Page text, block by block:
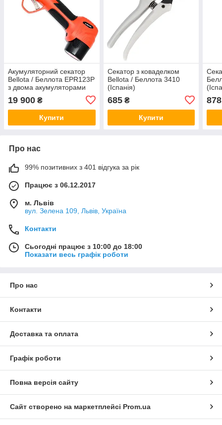
Акумуляторний секатор
Bellota / Беллота EPR123P
з двома акумуляторами
19 900 ₴
Купити
Секатор з коваделком
Bellota / Беллота 3410
(Іспанія)
685₴
Купити
878
Про нас
99% позитивних з 401 відгука за рік
Працює з 06.12.2017
м. Львів
вул. Зелена 109, Львів, Україна
Контакти
Сьогодні працює з 10:00 до 18:00
Показати весь графік роботи
Про нас
Контакти
Доставка та оплата
Графік роботи
Повна версія сайту
Сайт створено на маркетплейсі Prom.ua